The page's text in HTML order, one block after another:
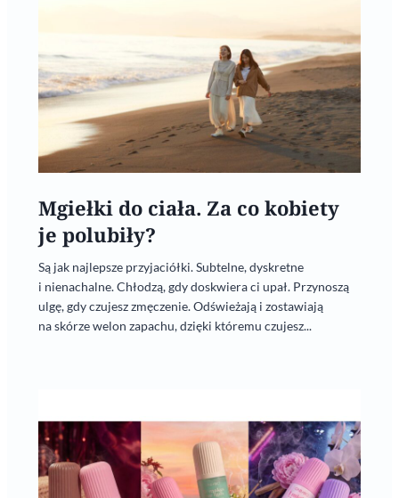
Mgiełki do ciała. Za co kobiety
je polubiły?
Są jak najlepsze przyjaciółki. Subtelne, dyskretne
i nienachalne. Chłodzą, gdy doskwiera ci upał. Przynoszą
ulgę, gdy czujesz zmęczenie. Odświeżają i zostawiają
na skórze welon zapachu, dzięki któremu czujesz...